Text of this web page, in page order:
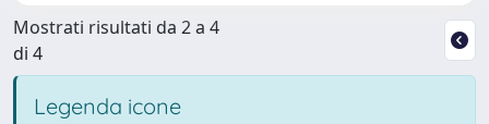
Mostrati risultati da 2 a 4
di 4
Legenda icone